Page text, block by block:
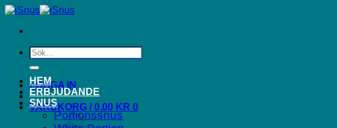
Skip
content
Sök
efter:
LOGGA IN
VARUKORG /0.00 KR 0
HEM
ERBJUDANDE
SNUS
Portionssnus